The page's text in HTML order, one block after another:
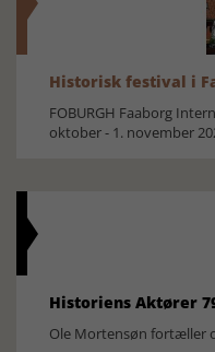
Historisk festival i
FOBURGH Faaborg
oktober - 1. november
Historiens Aktører
Ole Mortensøn fortæller